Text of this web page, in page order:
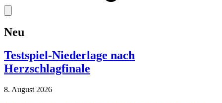
Neu
Testspiel-Niederlage nach
Herzschlagfinale
8. August 2026